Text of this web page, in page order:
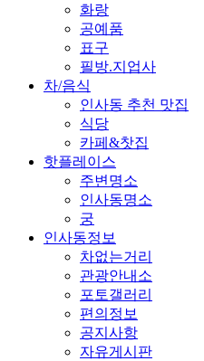
화랑
공예품
표구
필방.지업사
차/음식
인사동 추천 맛집
식당
카페&찻집
핫플레이스
주변명소
인사동명소
궁
인사동정보
차없는거리
관광안내소
포토갤러리
편의정보
공지사항
자유게시판